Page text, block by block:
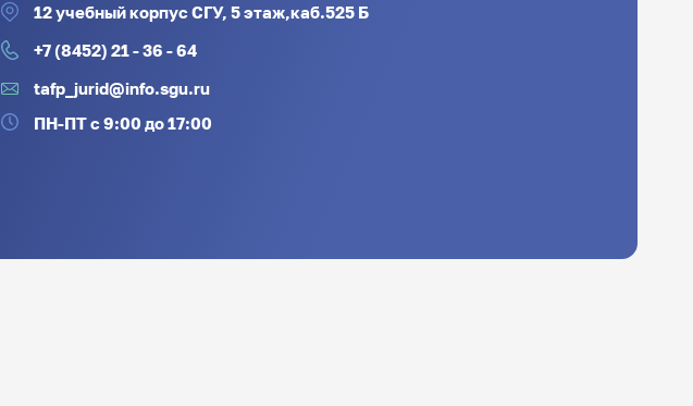
12 учебный корпус СГУ, 5 этаж,каб.525 Б
+7 (8452) 21 - 36 - 64
tafp_jurid@info.sgu.ru
ПН-ПТ с 9:00 до 17:00